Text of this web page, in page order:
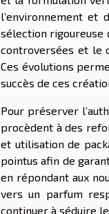
l’environnement et
sélection rigoureuse
controversées et le
Ces évolutions
succès de ces
Pour préserver
procèdent à des
et utilisation de
pointus afin de
en répondant aux
vers un parfum
continuer à séduire